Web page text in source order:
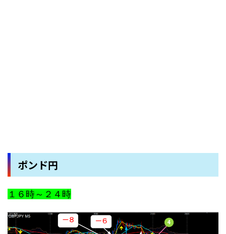
ポンド円
１６時～２４時